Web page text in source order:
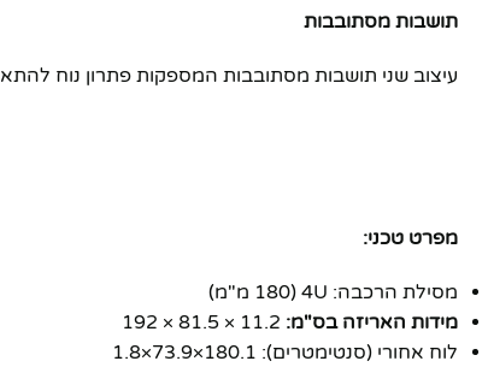
תושבות מסתובבות
עיצוב שני תושבות מסתובבות המספקות פתרון נוח
מפרט טכני:
מסילת הרכבה: 4U (180 מ"מ)
מידות האריזה בס"מ:
לוח אחורי (סנטימטרים): 180.1×73.9×1.8